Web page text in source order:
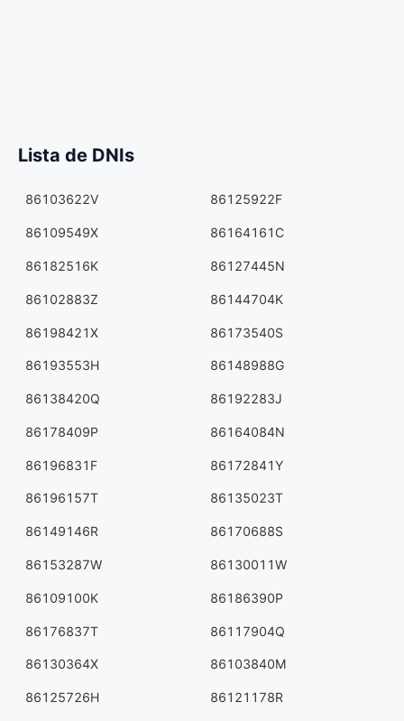
Lista de DNIs
86103622V 86125922F
86109549X 86164161C
86182516K 86127445N
86102883Z 86144704K
86198421X 86173540S
86193553H 86148988G
86138420Q 86192283J
86178409P 86164084N
86196831F 86172841Y
86196157T 86135023T
86149146R 86170688S
86153287W 86130011W
86109100K 86186390P
86176837T 86117904Q
86130364X 86103840M
86125726H 86121178R